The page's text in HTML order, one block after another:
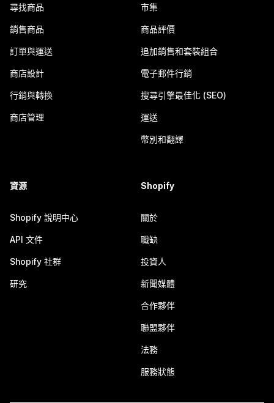
尋找商品
銷售商品
訂單與運送
商店設計
行銷與轉換
商店管理
市集
商品評價
追加銷售和套裝組合
電子郵件行銷
搜尋引擎最佳化 (SEO)
運送
幣別和翻譯
資源
Shopify 說明中心
API 文件
Shopify 社群
研究
Shopify
關於
職缺
投資人
新聞媒體
合作夥伴
聯盟夥伴
法務
服務狀態